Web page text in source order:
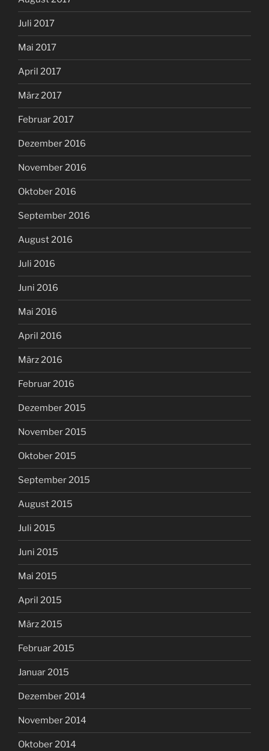
Juli 2017
Mai 2017
April 2017
März 2017
Februar 2017
Dezember 2016
November 2016
Oktober 2016
September 2016
August 2016
Juli 2016
Juni 2016
Mai 2016
April 2016
März 2016
Februar 2016
Dezember 2015
November 2015
Oktober 2015
September 2015
August 2015
Juli 2015
Juni 2015
Mai 2015
April 2015
März 2015
Februar 2015
Januar 2015
Dezember 2014
November 2014
Oktober 2014